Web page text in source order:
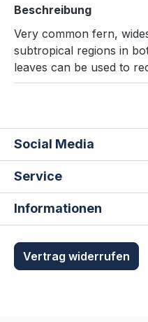
Beschreibung
Very common fern,
subtropical regions in
leaves can be used to
Social Media
Service
Informationen
Vertrag widerrufen